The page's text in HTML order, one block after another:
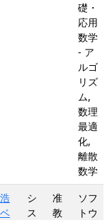
礎・
応用
数学
- ア
ルゴ
リズ
ム,
数理
最適
化,
離散
数学
シ
ス
准
教
ソフ
トウ